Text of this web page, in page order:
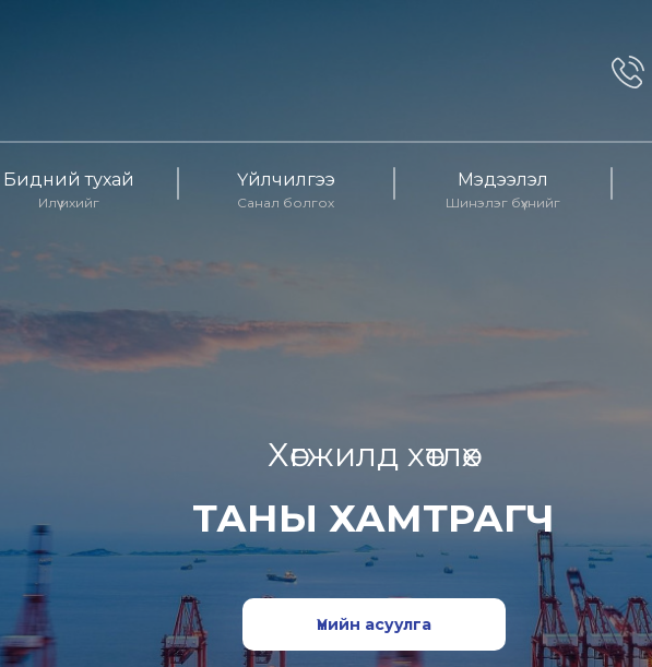
Бидний тухай
Илүү ихийг
Үйлчилгээ
Санал болгох
Мэдээлэл
Шинэлэг бүхнийг
Хөгжилд хөтлөх
ТАНЫ ХАМТРАГЧ
Үнийн асуулга